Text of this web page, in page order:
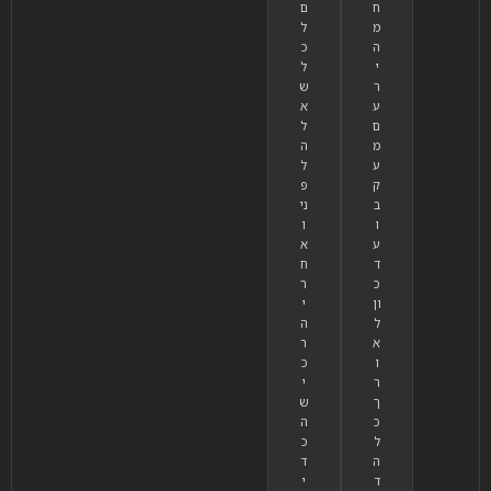
ח
מ
ה
י
ר
ע
ם
מ
ע
ק
ב
ו
ע
ד
כ
ון
ל
א
ו
ר
ך
כ
ל
ה
ד
ם
ל
כ
ל
ש
א
ל
ה
ל
פ
ני
ו
א
ח
ר
י
ה
ר
כ
י
ש
ה
כ
ד
י